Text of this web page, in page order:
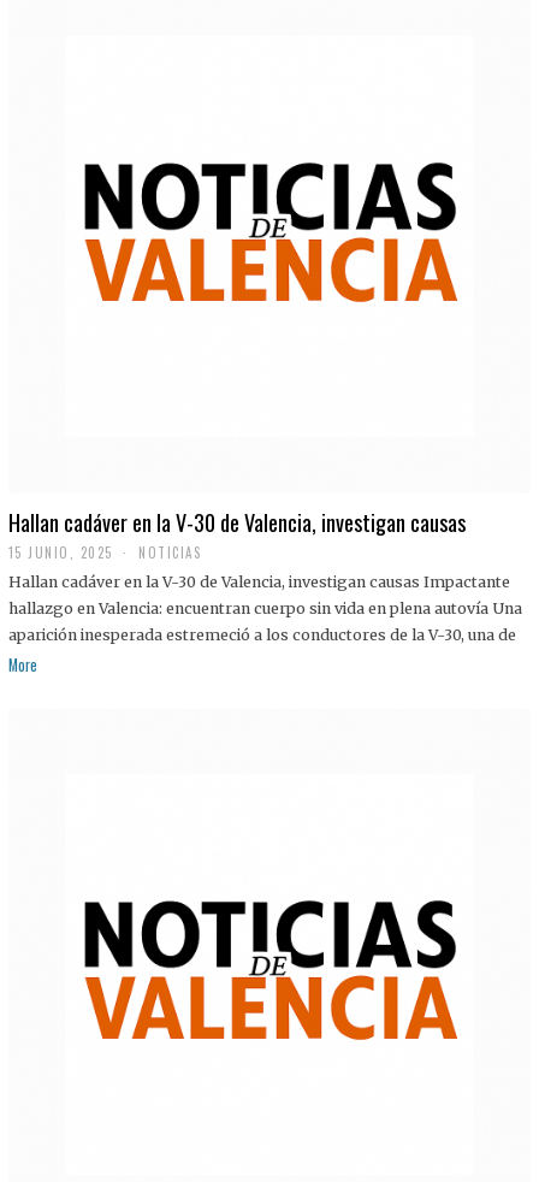
Hallan cadáver en la V-30 de Valencia, investigan causas
15 JUNIO, 2025 NOTICIAS
Hallan cadáver en la V-30 de Valencia, investigan causas Impactante
hallazgo en Valencia: encuentran cuerpo sin vida en plena autovía Una
aparición inesperada estremeció a los conductores de la V-30, una de
More